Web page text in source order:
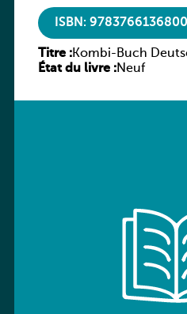
ISBN: 9783766136800
Titre :Kombi-Buch
État du livre :Neuf